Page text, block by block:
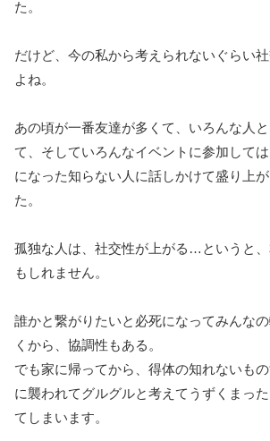
た。
だけど、今の私から考えられないぐらい
よね。
あの頃が一番友達が多くて、いろんな人
て、そしていろんなイベントに参加して
になった知らない人に話しかけて盛り上
た。
孤独な人は、社交性が上がる…というと
もしれません。
誰かと繋がりたいと必死になってみんな
くから、協調性もある。
でも家に帰ってから、得体の知れないも
に襲われてグルグルと考えてうずくまっ
てしまいます。